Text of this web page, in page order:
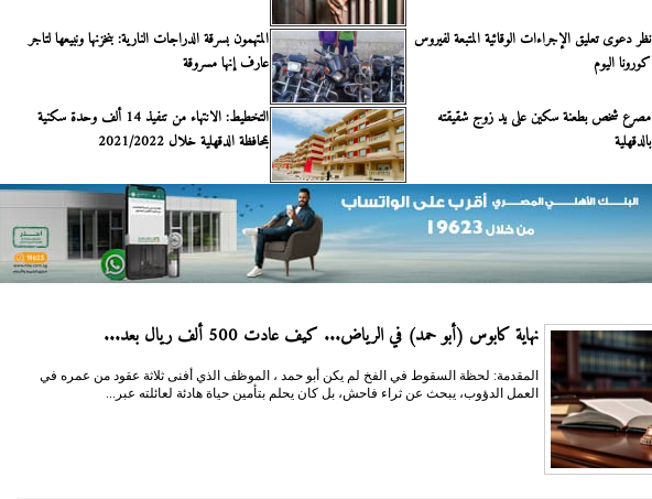
نظر دعوى تعليق الإجراءات الوقائية المتبعة لفيروس
كورونا اليوم
المتهمون بسرقة الدراجات النارية: بنخزنها ونبيعها لتاجر
عارف إنها مسروقة
مصرع شخص بطعنة سكين على يد زوج شقيقته
بالدقهلية
التخطيط: الانتهاء من تنفيذ 14 ألف وحدة سكنية
بمحافظة الدقهلية خلال 2021/2022
نهاية كابوس (أبو حمد) في الرياض... كيف عادت 500 ألف ريال بعد...
المقدمة: لحظة السقوط في الفخ لم يكن أبو حمد ، الموظف الذي أفنى ثلاثة عقود من عمره في
العمل الدؤوب، يبحث عن ثراء فاحش، بل كان يحلم بتأمين حياة هادئة لعائلته عبر...